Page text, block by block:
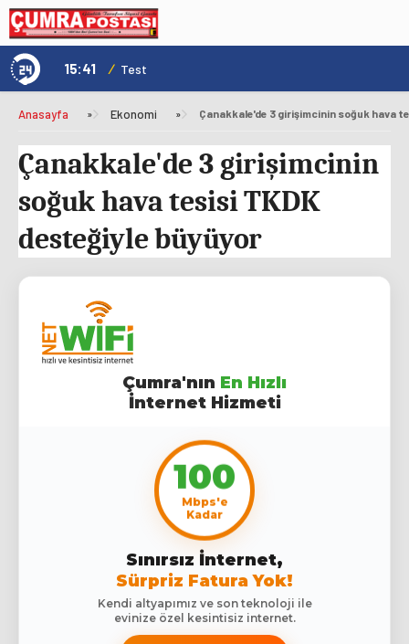
Genç Kültür Kart ile Konya'da Üniversite Yaşamı Daha Avantajlı 15:41 / Test
Anasayfa » Ekonomi »
Çanakkale'de 3 girişimcinin
soğuk hava tesisi TKDK
desteğiyle büyüyor
Çumra'nın En Hızlı
İnternet Hizmeti
100
Mbps'e
Kadar
Sınırsız İnternet,
Sürpriz Fatura Yok!
Kendi altyapımız ve son teknoloji ile
evinize özel kesintisiz internet.